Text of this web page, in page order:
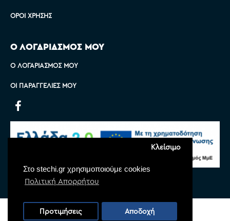
Στο stechi.gr χρησιμοποιούμε cookies
Πολιτική Απορρήτου
Κλείσιμο
Προτιμήσεις Αποδοχή
ΌΡΟΙ ΧΡΉΣΗΣ
Ο ΛΟΓΑΡΙΑΣΜΟΣ ΜΟΥ
Ο ΛΟΓΑΡΙΑΣΜΌΣ ΜΟΥ
ΟΙ ΠΑΡΑΓΓΕΛΊΕΣ ΜΟΥ
Copyright © 2022 Stechi, All Rights Reserved
Powered by
Monoware Web